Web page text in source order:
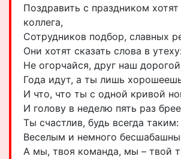
Поздравить с праздником хотят
коллега,
Сотрудников подбор, славных
Они хотят сказать слова в
Не огорчайся, друг наш
Года идут, а ты лишь
И что, что ты с одной кривой
И голову в неделю пять раз
Ты счастлив, будь всегда таким:
Веселым и немного
А мы, твоя команда, мы – твой